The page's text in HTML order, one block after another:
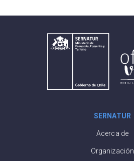
SERNATUR
Acerca de
Organización